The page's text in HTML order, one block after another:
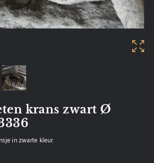
krans zwart Ø
in zwarte kleur.